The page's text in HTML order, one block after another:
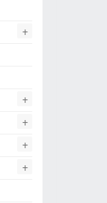
+
+
+
+
+